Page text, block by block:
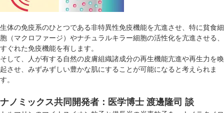
生体の免疫系のひとつである非特異性免疫機能を亢進させ、特に貧食細
胞（マクロファージ）やナチュラルキラー細胞の活性化を亢進させる、
すぐれた免疫機能を有します。
そして、人が有する自然の皮膚組織諸成分の再生機能亢進や再生力を喚
起させ、みずみずしい豊かな肌にすることが可能になると考えられま
す。
ナノミックス共同開発者：医学博士 渡邊隆司 談